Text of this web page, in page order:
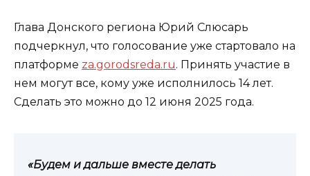
Глава Донского региона Юрий Слюсарь
подчеркнул, что голосование уже стартовало на
платформе za.gorodsreda.ru. Принять участие в
нем могут все, кому уже исполнилось 14 лет.
Сделать это можно до 12 июня 2025 года.
«Будем и дальше вместе делать